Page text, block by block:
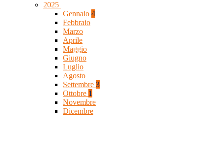
2025
Gennaio 4
Febbraio
Marzo
Aprile
Maggio
Giugno
Luglio
Agosto
Settembre 3
Ottobre 1
Novembre
Dicembre